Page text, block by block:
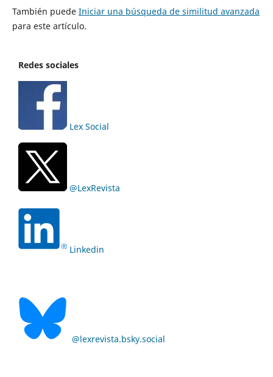
También puede Iniciar una búsqueda de similitud avanzada
para este artículo.
Redes sociales
Lex Social
@LexRevista
Linkedin
@lexrevista.bsky.social